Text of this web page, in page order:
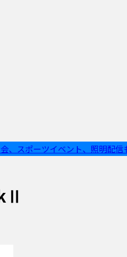
、スポーツイベント、照明配信